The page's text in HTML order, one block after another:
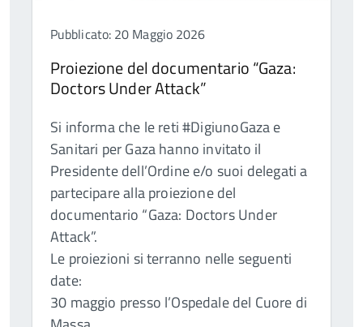
Pubblicato: 20 Maggio 2026
Proiezione del documentario “Gaza:
Doctors Under Attack”
Si informa che le reti #DigiunoGaza e
Sanitari per Gaza hanno invitato il
Presidente dell’Ordine e/o suoi delegati a
partecipare alla proiezione del
documentario “Gaza: Doctors Under
Attack”.
Le proiezioni si terranno nelle seguenti
date:
30 maggio presso l’Ospedale del Cuore di